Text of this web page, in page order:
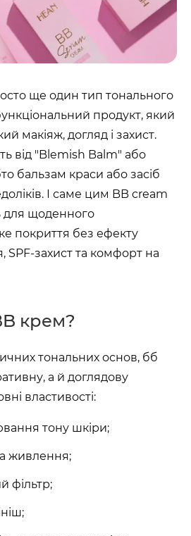
ще один тип тонального
продукт, який
макіяж, догляд і захист.
від "Blemish Balm" або
бальзам краси або засіб
І саме цим BB cream
для щоденного
покриття без ефекту
SPF-захист та комфорт на
крем?
тональних основ, бб
а й доглядову
властивості:
тону шкіри;
живлення;
фільтр;